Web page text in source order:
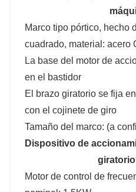
máquina
Marco tipo pórtico, hecho
cuadrado, material: acero
La base del motor de
en el bastidor
El brazo giratorio se fija
con el cojinete de giro
Tamaño del marco: (a
Dispositivo de
giratorio
Motor de control de